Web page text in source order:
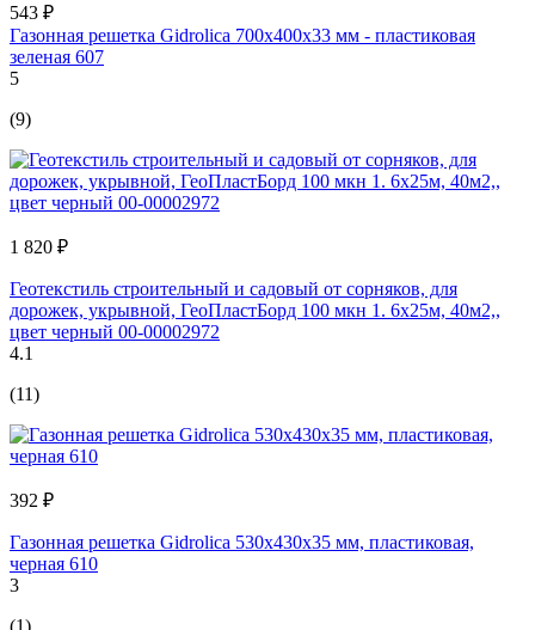
543 ₽
Газонная решетка Gidrolica 700х400х33 мм - пластиковая
зеленая 607
5
(9)
1 820 ₽
Геотекстиль строительный и садовый от сорняков, для
дорожек, укрывной, ГеоПластБорд 100 мкн 1. 6x25м, 40м2,,
цвет черный 00-00002972
4.1
(11)
392 ₽
Газонная решетка Gidrolica 530х430х35 мм, пластиковая,
черная 610
3
(1)